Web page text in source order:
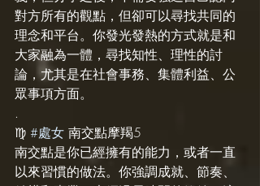
對方所有的觀點，但卻可以尋找共同的
理念和平台。你發光發熱的方式就是和
大家融為一體，尋找知性、理性的討
論，尤其是在社會事務、集體利益、公
眾事項方面。
.
♍️ #處女 南交點摩羯5
南交點是你已經擁有的能力，或者一直
以來習慣的做法。你強調成就、節奏、